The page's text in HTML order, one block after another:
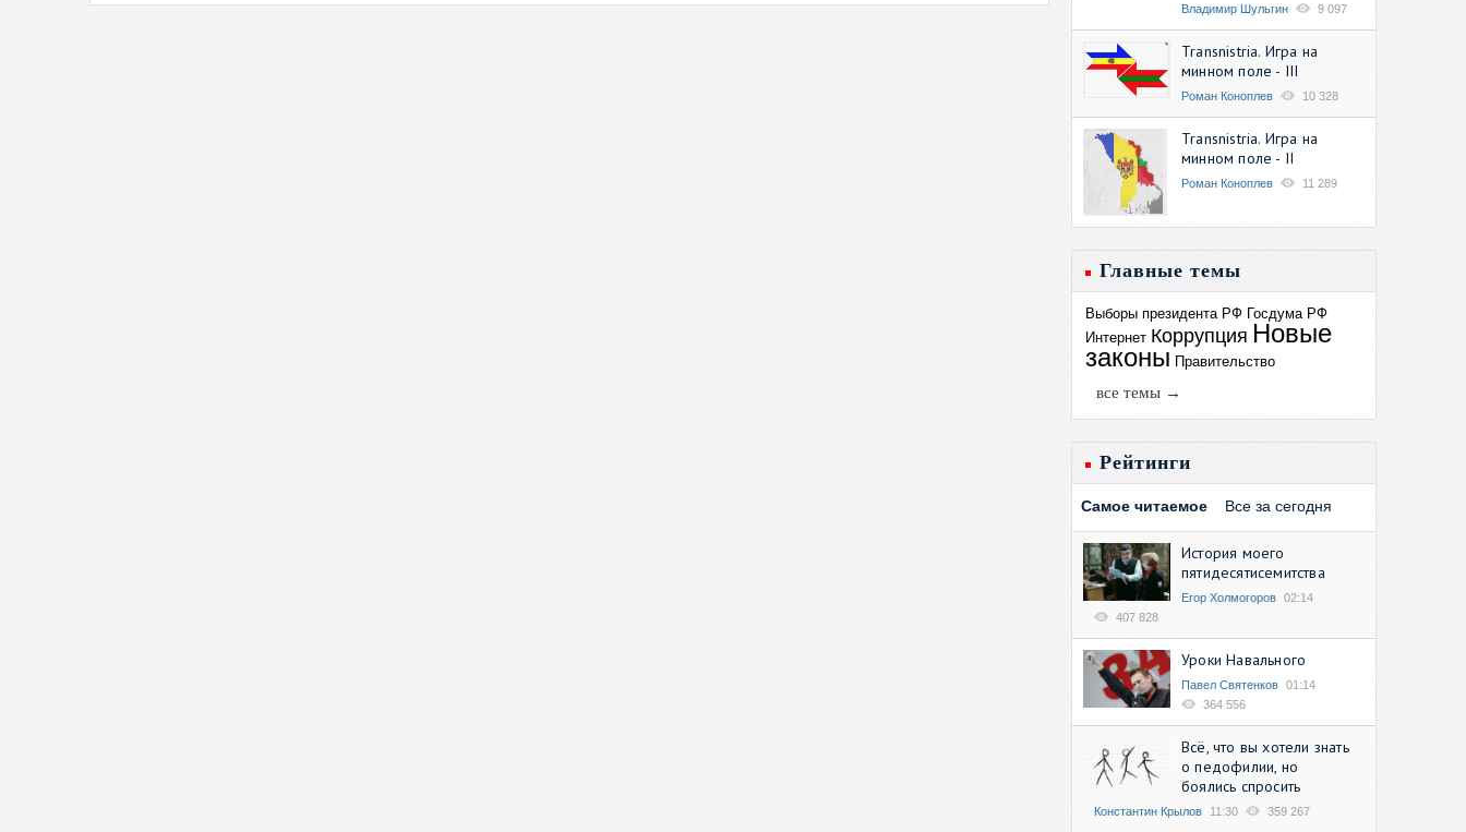
Владимир Шульгин 9 097
Transnistria. Игра на
минном поле - III
Роман Коноплев 10 328
Transnistria. Игра на
минном поле - II
Роман Коноплев 11 289
Главные темы
Выборы президента РФ Госдума РФ
Интернет Коррупция Новые
законы Правительство
все темы →
Рейтинги
Самое читаемое Все за сегодня
История моего
пятидесятисемитства
Егор Холмогоров 02:14
407 828
Уроки Навального
Павел Святенков 01:14
364 556
Всё, что вы хотели знать
о педофилии, но
боялись спросить
Константин Крылов 11:30 359 267